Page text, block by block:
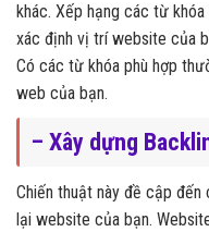
khác. Xếp hạng các từ
xác định vị trí website của
Có các từ khóa phù hợp
web của bạn.
– Xây dựng
Chiến thuật này đề cập
lại website của bạn.